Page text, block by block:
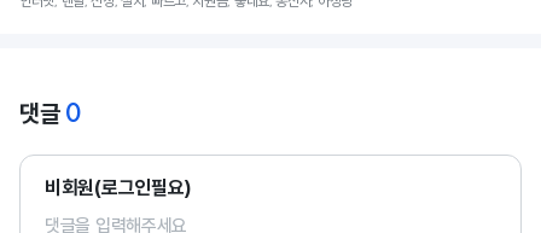
댓글 0
비회원(로그인필요)